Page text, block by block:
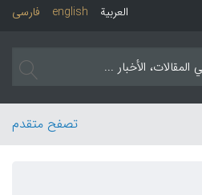
فارسی english العربیة
تصفح متقدم